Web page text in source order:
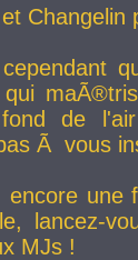
Changelin
qui
de
Ã vous
encore une
lancez-
MJs !